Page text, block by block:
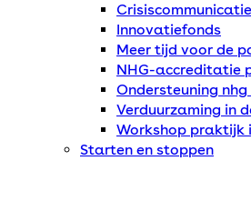
Innovatiefonds
Meer tijd voor de
NHG-accreditatie
Ondersteuning
Verduurzaming in
Workshop praktijk
Starten en stoppen